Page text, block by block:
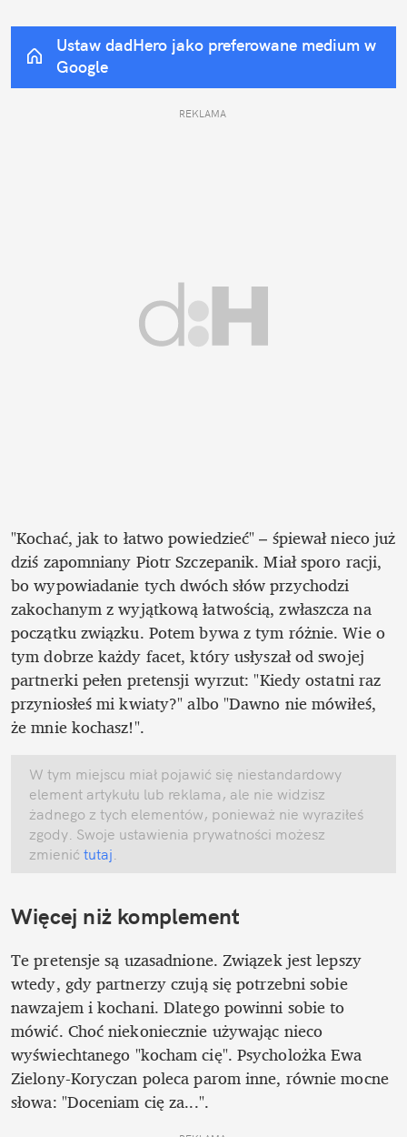
Ustaw dadHero jako preferowane medium w
Google
REKLAMA
"Kochać, jak to łatwo powiedzieć" – śpiewał nieco już
dziś zapomniany Piotr Szczepanik. Miał sporo racji,
bo wypowiadanie tych dwóch słów przychodzi
zakochanym z wyjątkową łatwością, zwłaszcza na
początku związku. Potem bywa z tym różnie. Wie o
tym dobrze każdy facet, który usłyszał od swojej
partnerki pełen pretensji wyrzut: "Kiedy ostatni raz
przyniosłeś mi kwiaty?" albo "Dawno nie mówiłeś,
że mnie kochasz!".
W tym miejscu miał pojawić się niestandardowy
element artykułu lub reklama, ale nie widzisz
żadnego z tych elementów, ponieważ nie wyraziłeś
zgody. Swoje ustawienia prywatności możesz
zmienić tutaj
Więcej niż komplement
Te pretensje są uzasadnione. Związek jest lepszy
wtedy, gdy partnerzy czują się potrzebni sobie
nawzajem i kochani. Dlatego powinni sobie to
mówić. Choć niekoniecznie używając nieco
wyświechtanego "kocham cię". Psycholożka Ewa
Zielony-Koryczan poleca parom inne, równie mocne
słowa: "Doceniam cię za...".